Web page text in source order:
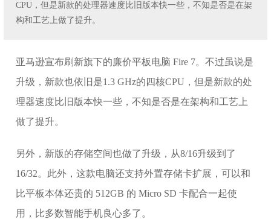
CPU，但是新款的处理器速度比旧版本快一些，不知是否是在架
构和工艺上做了提升。
亚马逊宣布刷新旗下的廉价平板电脑 Fire 7。不过虽说是
升级，新款也依旧是1.3 GHz的四核CPU，但是新款的处
理器速度比旧版本快一些，不知是否是在架构和工艺上
做了提升。
另外，新版的存储空间也做了升级，从8/16升级到了
16/32。此外，这款电脑还支持外置存储卡扩展，可以和
比平板本体还贵的 512GB 的 Micro SD 卡配合一起使
用，比多数智能手机良心多了。